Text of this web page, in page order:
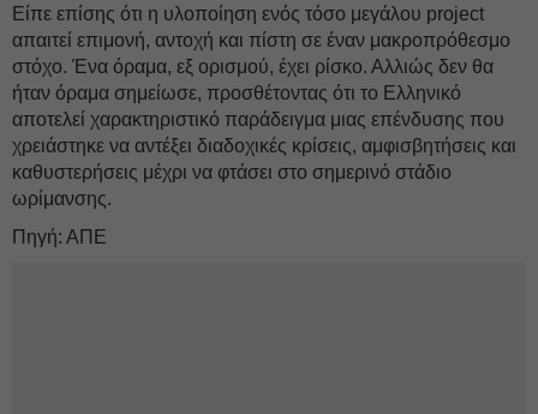
Είπε επίσης ότι η υλοποίηση ενός τόσο μεγάλου project
απαιτεί επιμονή, αντοχή και πίστη σε έναν μακροπρόθεσμο
στόχο. Ένα όραμα, εξ ορισμού, έχει ρίσκο. Αλλιώς δεν θα
ήταν όραμα σημείωσε, προσθέτοντας ότι το Ελληνικό
αποτελεί χαρακτηριστικό παράδειγμα μιας επένδυσης που
χρειάστηκε να αντέξει διαδοχικές κρίσεις, αμφισβητήσεις και
καθυστερήσεις μέχρι να φτάσει στο σημερινό στάδιο
ωρίμανσης.
Πηγή: ΑΠΕ